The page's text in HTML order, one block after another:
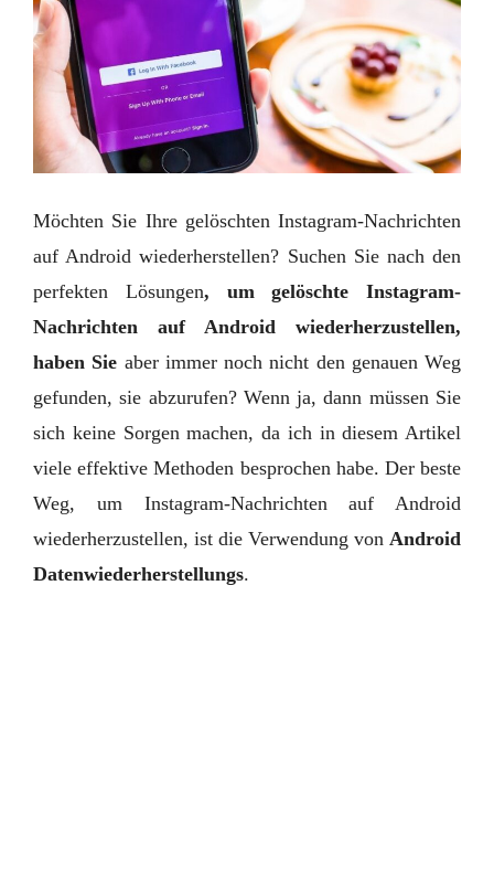
Möchten Sie Ihre gelöschten Instagram-Nachrichten
auf Android wiederherstellen? Suchen Sie nach den
perfekten Lösungen, um gelöschte Instagram-
Nachrichten auf Android wiederherzustellen,
haben Sie aber immer noch nicht den genauen Weg
gefunden, sie abzurufen? Wenn ja, dann müssen Sie
sich keine Sorgen machen, da ich in diesem Artikel
viele effektive Methoden besprochen habe. Der beste
Weg, um Instagram-Nachrichten auf Android
wiederherzustellen, ist die Verwendung von Android
Datenwiederherstellungs.